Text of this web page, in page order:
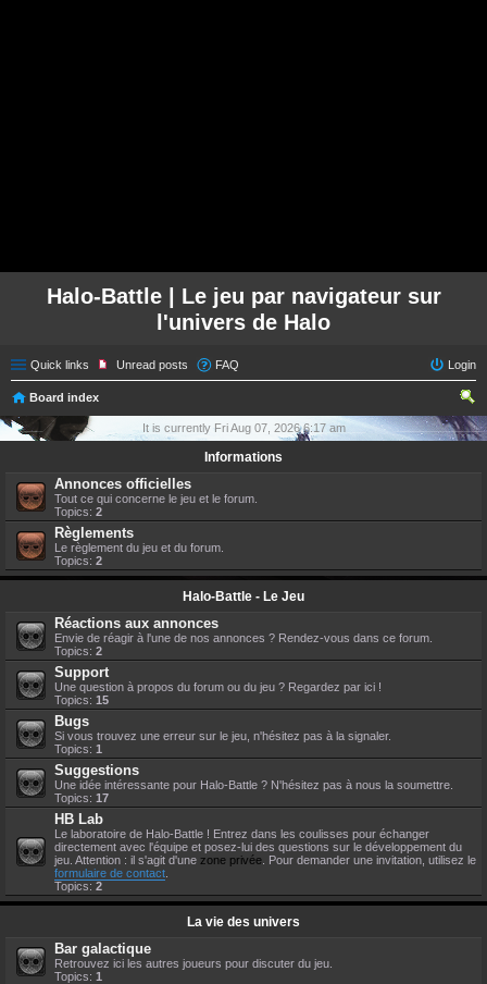
Halo-Battle | Le jeu par navigateur sur
l'univers de Halo
Quick links Unread posts FAQ Login
Board index
ear
It is currently Fri Aug 07, 2026 6:17 am
Informations
Annonces officielles
Tout ce qui concerne le jeu et le forum.
Topics: 2
Règlements
Le règlement du jeu et du forum.
Topics: 2
Halo-Battle - Le Jeu
Réactions aux annonces
Envie de réagir à l'une de nos annonces ? Rendez-vous dans ce forum.
Topics: 2
Support
Une question à propos du forum ou du jeu ? Regardez par ici !
Topics: 15
Bugs
Si vous trouvez une erreur sur le jeu, n'hésitez pas à la signaler.
Topics: 1
Suggestions
Une idée intéressante pour Halo-Battle ? N'hésitez pas à nous la soumettre.
Topics: 17
HB Lab
Le laboratoire de Halo-Battle ! Entrez dans les coulisses pour échanger
directement avec l'équipe et posez-lui des questions sur le développement du
jeu. Attention : il s'agit d'une zone privée . Pour demander une invitation, utilisez le
formulaire de contact
Topics: 2
La vie des univers
Bar galactique
Retrouvez ici les autres joueurs pour discuter du jeu.
Topics: 1